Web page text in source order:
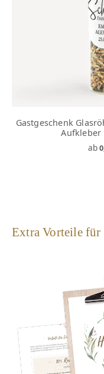
Gastgeschenk
Aufkleber
ab
Extra Vorteile für